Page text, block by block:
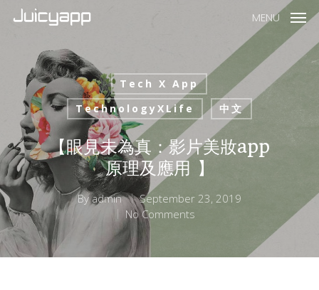
MENU
Tech X App
TechnologyXLife
中文
【眼見未為真：影片美妝app
原理及應用 】
Byadmin
September 23, 2019
No Comments